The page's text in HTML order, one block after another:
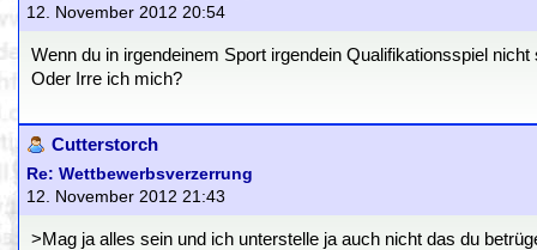
12. November 2012 20:54
Wenn du in irgendeinem Sport irgendein Qualifikationsspiel
Oder Irre ich mich?
Cutterstorch
Re: Wettbewerbsverzerrung
12. November 2012 21:43
>Mag ja alles sein und ich unterstelle ja auch nicht das du